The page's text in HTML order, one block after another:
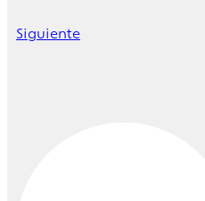
Siguiente